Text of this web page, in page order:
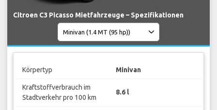
Citroen C3 Picasso Mietfahrzeuge – Spezifikationen
Körpertyp Minivan
Kraftstoffverbrauch im
Stadtverkehr pro 100 km
8.6 l